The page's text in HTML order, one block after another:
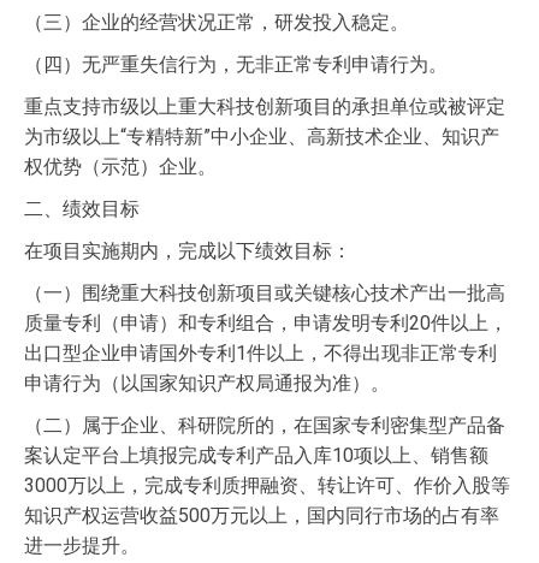
（三）企业的经营状况正常，研发投入稳定。
（四）无严重失信行为，无非正常专利申请行为。
重点支持市级以上重大科技创新项目的承担单位或被评定
为市级以上“专精特新”中小企业、高新技术企业、知识产
权优势（示范）企业。
二、绩效目标
在项目实施期内，完成以下绩效目标：
（一）围绕重大科技创新项目或关键核心技术产出一批高
质量专利（申请）和专利组合，申请发明专利20件以上，
出口型企业申请国外专利1件以上，不得出现非正常专利
申请行为（以国家知识产权局通报为准）。
（二）属于企业、科研院所的，在国家专利密集型产品备
案认定平台上填报完成专利产品入库10项以上、销售额
3000万以上，完成专利质押融资、转让许可、作价入股等
知识产权运营收益500万元以上，国内同行市场的占有率
进一步提升。